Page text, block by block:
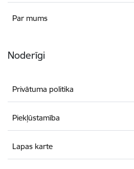
Par mums
Noderīgi
Privātuma politika
Piekļūstamība
Lapas karte